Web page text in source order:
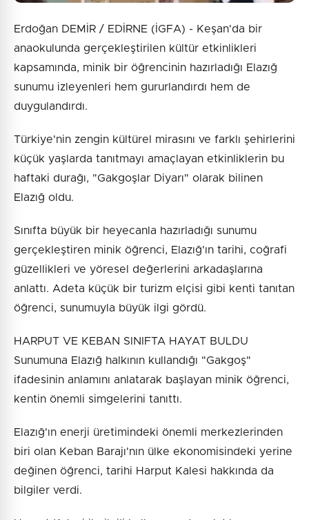
Erdoğan DEMİR / EDİRNE (İGFA) - Keşan'da bir
anaokulunda gerçekleştirilen kültür etkinlikleri
kapsamında, minik bir öğrencinin hazırladığı Elazığ
sunumu izleyenleri hem gururlandırdı hem de
duygulandırdı.
Türkiye'nin zengin kültürel mirasını ve farklı şehirlerini
küçük yaşlarda tanıtmayı amaçlayan etkinliklerin bu
haftaki durağı, "Gakgoşlar Diyarı" olarak bilinen
Elazığ oldu.
Sınıfta büyük bir heyecanla hazırladığı sunumu
gerçekleştiren minik öğrenci, Elazığ'ın tarihi, coğrafi
güzellikleri ve yöresel değerlerini arkadaşlarına
anlattı. Adeta küçük bir turizm elçisi gibi kenti tanıtan
öğrenci, sunumuyla büyük ilgi gördü.
HARPUT VE KEBAN SINIFTA HAYAT BULDU
Sunumuna Elazığ halkının kullandığı "Gakgoş"
ifadesinin anlamını anlatarak başlayan minik öğrenci,
kentin önemli simgelerini tanıttı.
Elazığ'ın enerji üretimindeki önemli merkezlerinden
biri olan Keban Barajı'nın ülke ekonomisindeki yerine
değinen öğrenci, tarihi Harput Kalesi hakkında da
bilgiler verdi.